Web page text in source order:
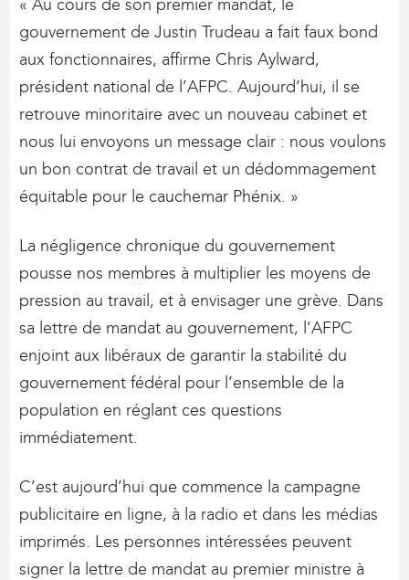
« Au cours de son premier mandat, le
gouvernement de Justin Trudeau a fait faux bond
aux fonctionnaires, affirme Chris Aylward,
président national de l’AFPC. Aujourd’hui, il se
retrouve minoritaire avec un nouveau cabinet et
nous lui envoyons un message clair : nous voulons
un bon contrat de travail et un dédommagement
équitable pour le cauchemar Phénix. »
La négligence chronique du gouvernement
pousse nos membres à multiplier les moyens de
pression au travail, et à envisager une grève. Dans
sa lettre de mandat au gouvernement, l’AFPC
enjoint aux libéraux de garantir la stabilité du
gouvernement fédéral pour l’ensemble de la
population en réglant ces questions
immédiatement.
C’est aujourd’hui que commence la campagne
publicitaire en ligne, à la radio et dans les médias
imprimés. Les personnes intéressées peuvent
signer la lettre de mandat au premier ministre à